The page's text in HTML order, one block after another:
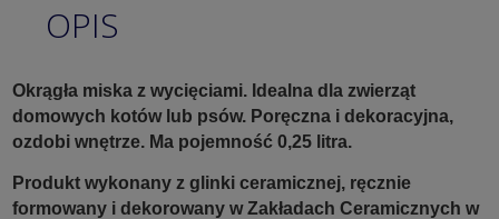
OPIS
Okrągła miska z wycięciami. Idealna dla zwierząt
domowych kotów lub psów. Poręczna i dekoracyjna,
ozdobi wnętrze. Ma pojemność 0,25 litra.
Produkt wykonany z glinki ceramicznej, ręcznie
formowany i dekorowany w Zakładach Ceramicznych w